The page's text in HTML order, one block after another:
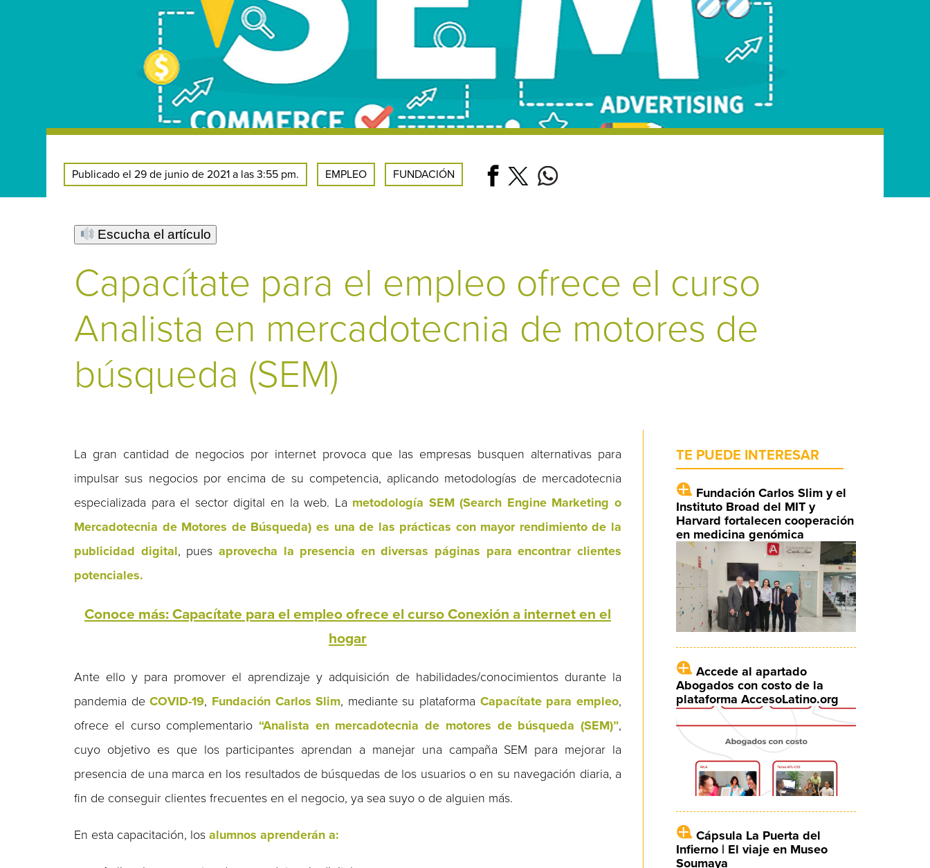
Publicado el 29 de junio de 2021 a las 3:55 pm. EMPLEO FUNDACIÓN
Escucha el artículo
Capacítate para el empleo ofrece el curso
Analista en mercadotecnia de motores de
búsqueda (SEM)
La gran cantidad de negocios por internet provoca que las empresas busquen alternativas para
impulsar sus negocios por encima de su competencia, aplicando metodologías de mercadotecnia
especializada para el sector digital en la web. La metodología SEM (Search Engine Marketing o
Mercadotecnia de Motores de Búsqueda) es una de las prácticas con mayor rendimiento de la
publicidad digital, puesaprovecha la presencia en diversas páginas para encontrar clientes
potenciales.
Conoce más: Capacítate para el empleo ofrece el curso Conexión a internet en el
hogar
Ante ello y para promover el aprendizaje y adquisición de habilidades/conocimientos durante la
pandemia deCOVID-19, Fundación Carlos Slim, mediante su plataforma Capacítate para empleo,
ofrece el curso complementario“Analista en mercadotecnia de motores de búsqueda (SEM)”,
cuyo objetivo es que los participantes aprendan a manejar una campaña SEM para mejorar la
presencia de una marca en los resultados de búsquedas de los usuarios o en su navegación diaria, a
fin de conseguir clientes frecuentes en el negocio, ya sea suyo o de alguien más.
En esta capacitación, losalumnos aprenderán a:
TE PUEDE INTERESAR
Fundación Carlos Slim y el
Instituto Broad del MIT y
Harvard fortalecen cooperación
en medicina genómica
Accede al apartado
Abogados con costo de la
plataforma AccesoLatino.org
Cápsula La Puerta del
Infierno | El viaje en Museo
Soumaya